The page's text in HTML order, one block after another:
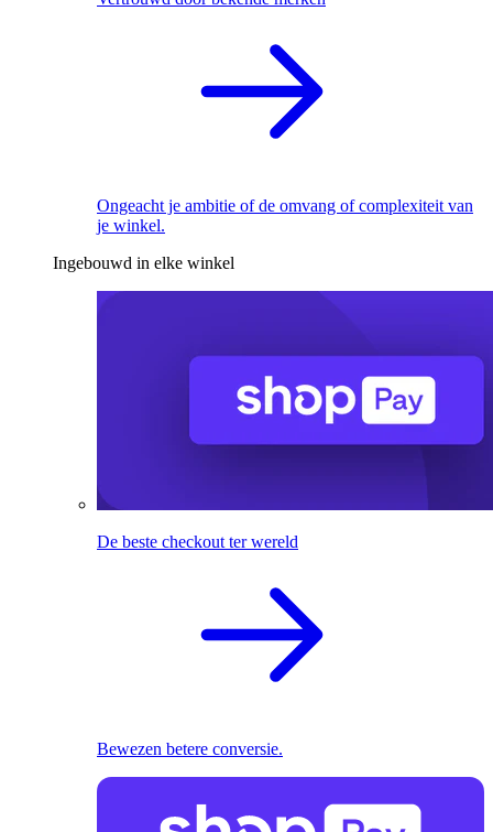
Ongeacht je ambitie of de omvang of complexiteit van
je winkel.
Ingebouwd in elke winkel
De beste checkout ter wereld
Bewezen betere conversie.